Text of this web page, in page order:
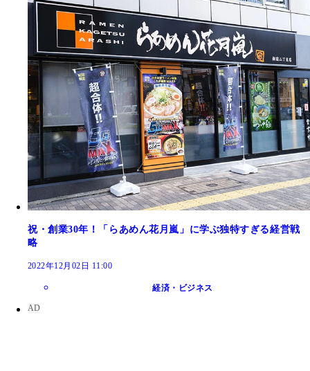
祝・創業30年！「らあめん花月嵐」に学ぶ独特すぎる経営戦
略
2022年12月02日 11:00
経済・ビジネス